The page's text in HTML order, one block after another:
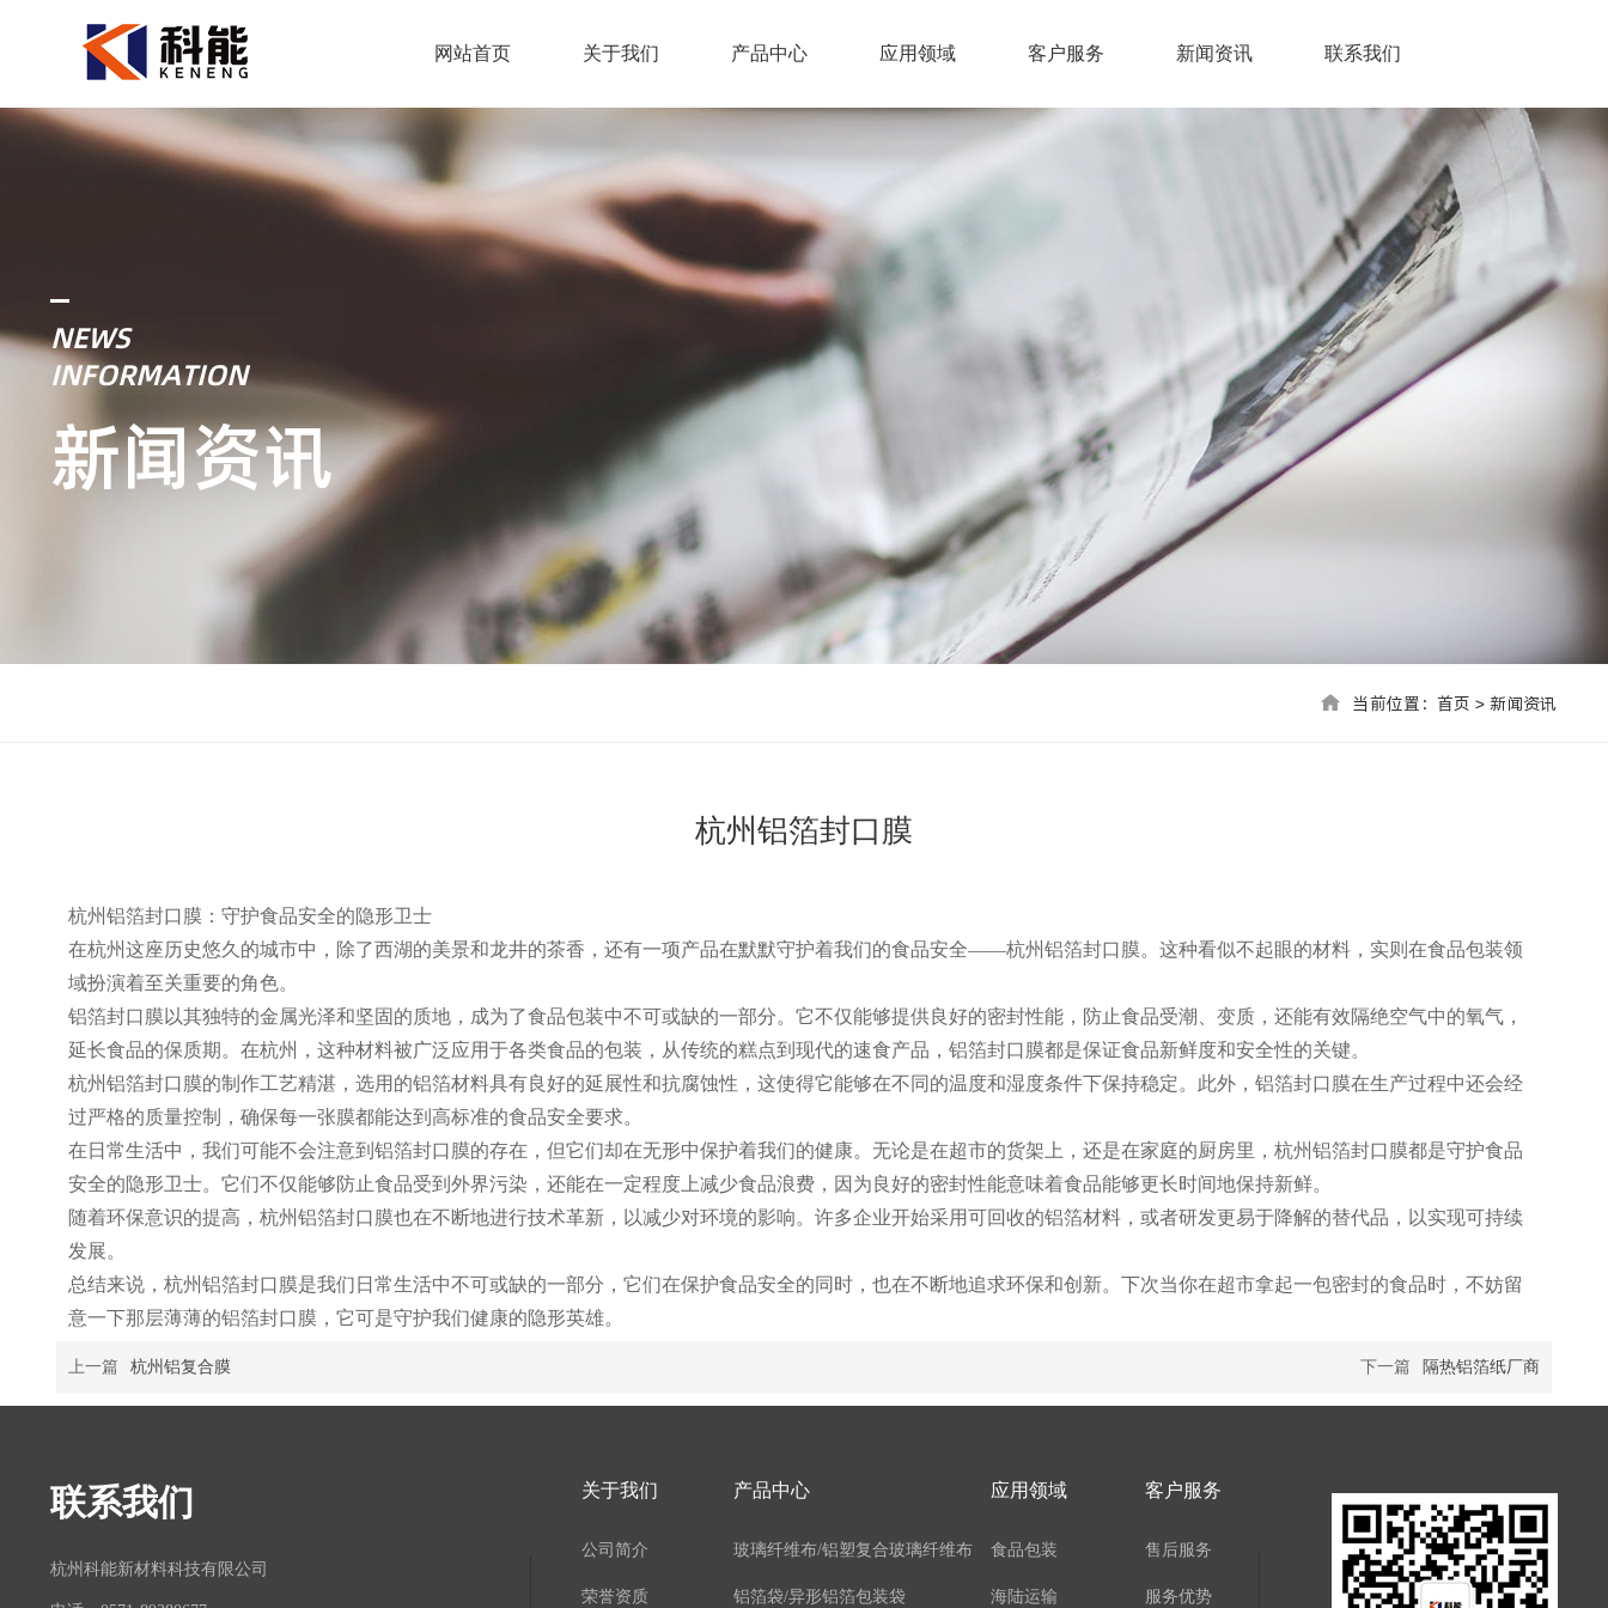
网站首页 关于我们 产品中心 应用领域 客户服务 新闻资讯 联系我们
NEWS
INFORMATION
新闻资讯
当前位置：首页 > 联系我们
当前位置： 首页 > 新闻资讯
杭州铝箔封口膜
杭州铝箔封口膜：守护食品安全的隐形卫士
在杭州这座历史悠久的城市中，除了西湖的美景和龙井的茶香，还有一项产品在默默守护着我们的食品安全——杭州铝箔封口膜。这种看似不起眼的材料，实则在食品包装领
域扮演着至关重要的角色。
铝箔封口膜以其独特的金属光泽和坚固的质地，成为了食品包装中不可或缺的一部分。它不仅能够提供良好的密封性能，防止食品受潮、变质，还能有效隔绝空气中的氧气，
延长食品的保质期。在杭州，这种材料被广泛应用于各类食品的包装，从传统的糕点到现代的速食产品，铝箔封口膜都是保证食品新鲜度和安全性的关键。
杭州铝箔封口膜的制作工艺精湛，选用的铝箔材料具有良好的延展性和抗腐蚀性，这使得它能够在不同的温度和湿度条件下保持稳定。此外，铝箔封口膜在生产过程中还会经
过严格的质量控制，确保每一张膜都能达到高标准的食品安全要求。
在日常生活中，我们可能不会注意到铝箔封口膜的存在，但它们却在无形中保护着我们的健康。无论是在超市的货架上，还是在家庭的厨房里，杭州铝箔封口膜都是守护食品
安全的隐形卫士。它们不仅能够防止食品受到外界污染，还能在一定程度上减少食品浪费，因为良好的密封性能意味着食品能够更长时间地保持新鲜。
随着环保意识的提高，杭州铝箔封口膜也在不断地进行技术革新，以减少对环境的影响。许多企业开始采用可回收的铝箔材料，或者研发更易于降解的替代品，以实现可持续
发展。
总结来说，杭州铝箔封口膜是我们日常生活中不可或缺的一部分，它们在保护食品安全的同时，也在不断地追求环保和创新。下次当你在超市拿起一包密封的食品时，不妨留
意一下那层薄薄的铝箔封口膜，它可是守护我们健康的隐形英雄。
上一篇 杭州铝复合膜 下一篇 隔热铝箔纸厂商
关于我们
公司简介
荣誉资质
产品中心
玻璃纤维布/铝塑复合玻璃纤维布
铝箔袋/异形铝箔包装袋
应用领域
食品包装
海陆运输
客户服务
售后服务
服务优势
联系我们
杭州科能新材料科技有限公司